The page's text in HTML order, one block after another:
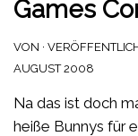
Games
VON ·
AUGUST 2008
Na das ist doch
heiße Bunnys für